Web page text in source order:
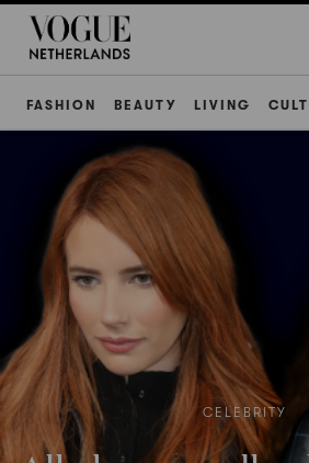
FASHION BEAUTY LIVING
CELEBRITY